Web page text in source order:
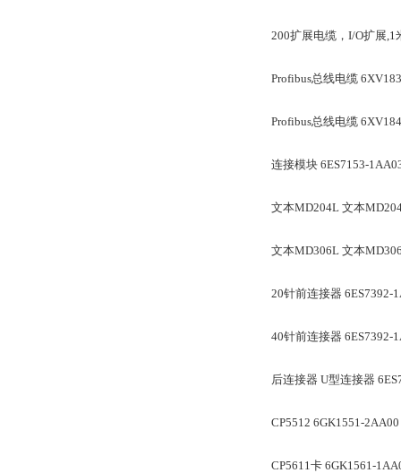
200扩展电缆，I/O扩展,1
Profibus总线电缆
Profibus总线电缆
连接模块 6ES7153-
文本MD204L 文本
文本MD306L 文本
20针前连接器 6ES7392-
40针前连接器 6ES7392-
后连接器 U型连接器
CP5512 6GK1551-2AA00
CP5611卡 6GK1561-